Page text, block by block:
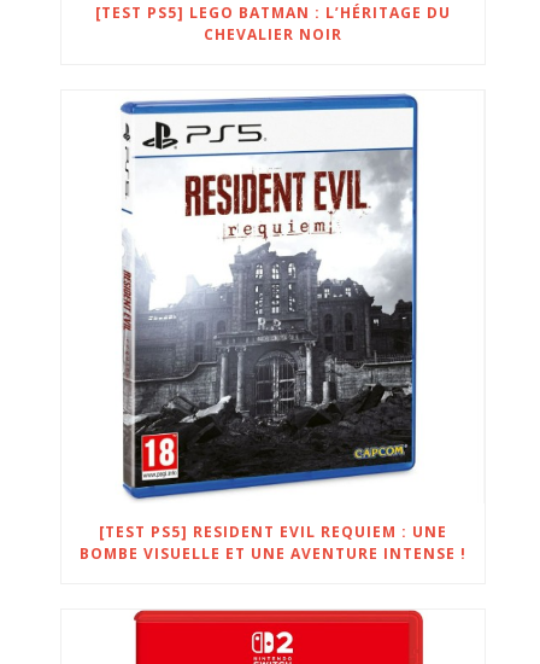
[TEST PS5] LEGO BATMAN : L’HÉRITAGE DU
CHEVALIER NOIR
[TEST PS5] RESIDENT EVIL REQUIEM : UNE
BOMBE VISUELLE ET UNE AVENTURE INTENSE !